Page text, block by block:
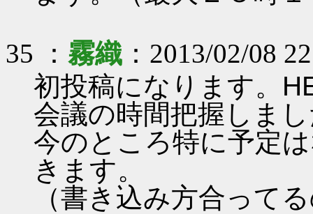
35 ： 霧織 ：2013/02/08
初投稿になります。
会議の時間把握しま
今のところ特に予定
きます。
（書き込み方合って